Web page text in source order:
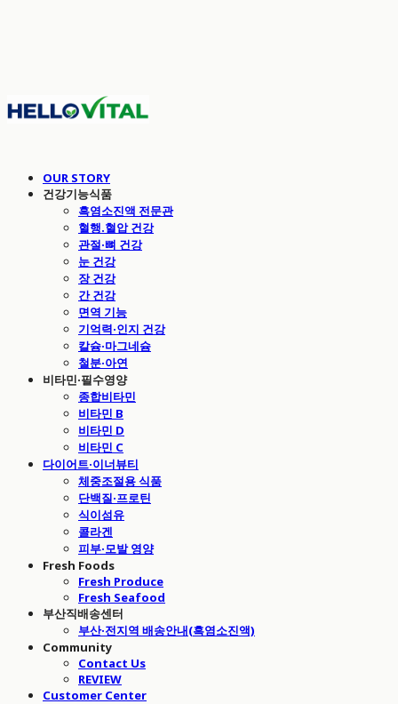
OUR STORY
건강기능식품
흑염소진액 전문관
혈행.혈압 건강
관절·뼈 건강
눈 건강
장 건강
간 건강
면역 기능
기억력·인지 건강
칼슘·마그네슘
철분·아연
비타민·필수영양
종합비타민
비타민 B
비타민 D
비타민 C
다이어트·이너뷰티
체중조절용 식품
단백질·프로틴
식이섬유
콜라겐
피부·모발 영양
Fresh Foods
Fresh Produce
Fresh Seafood
부산직배송센터
부산·전지역 배송안내(흑염소진액)
Community
Contact Us
REVIEW
Customer Center